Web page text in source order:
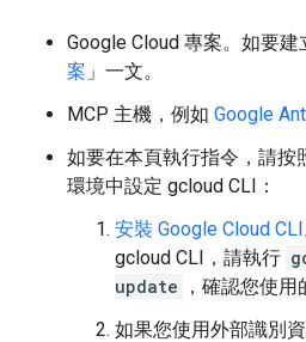
Google Cloud 專案。如要
案 」一文。
MCP 主機，例如 Google
如要在本頁執行指令，請按
環境中設定 gcloud CLI：
安裝 Google Cloud CLI
gcloud CLI，請執行
update
，確認您使用
如果您使用外部識別